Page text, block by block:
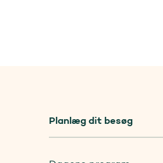
Planlæg dit besøg